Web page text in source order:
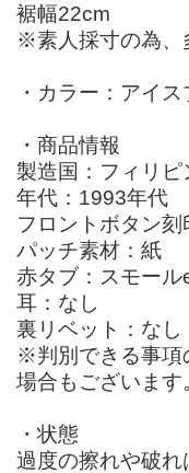
裾幅22cm
※素人採寸の為、
・カラー：アイ
・商品情報
製造国：フィリピ
年代：1993年代
フロントボタン刻
パッチ素材：紙
赤タブ：スモール
耳：なし
裏リベット：なし
※判別できる事項
場合もございます
・状態
過度の擦れや破れ